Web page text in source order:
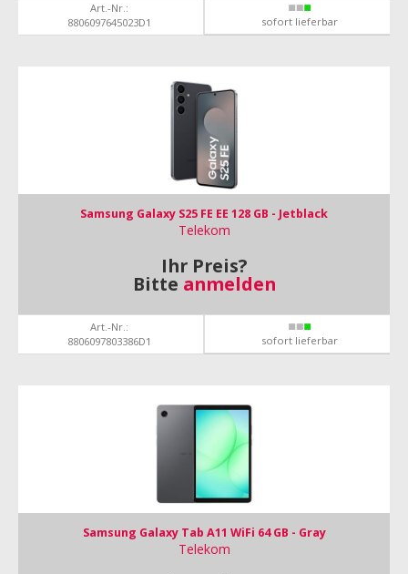
Art.-Nr.:
8806097645023D1
sofort lieferbar
Samsung Galaxy S25 FE EE 128 GB - Jetblack
Telekom
Ihr Preis?
Bitte anmelden
Art.-Nr.:
8806097803386D1
sofort lieferbar
Samsung Galaxy Tab A11 WiFi 64 GB - Gray
Telekom